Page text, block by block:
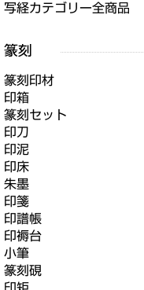
写経カテゴリー全商品
篆刻印材
印箱
篆刻セット
印刀
印泥
印床
朱墨
印箋
印譜帳
印褥台
小筆
篆刻硯